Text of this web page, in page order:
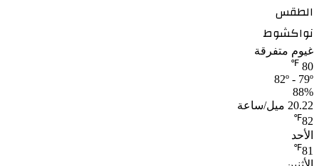
الطقس
نواكشوط
غيوم متفرقة
80
℉
82º - 79º
88%
20.22 ميل/ساعة
82
℉
الأحد
81
℉